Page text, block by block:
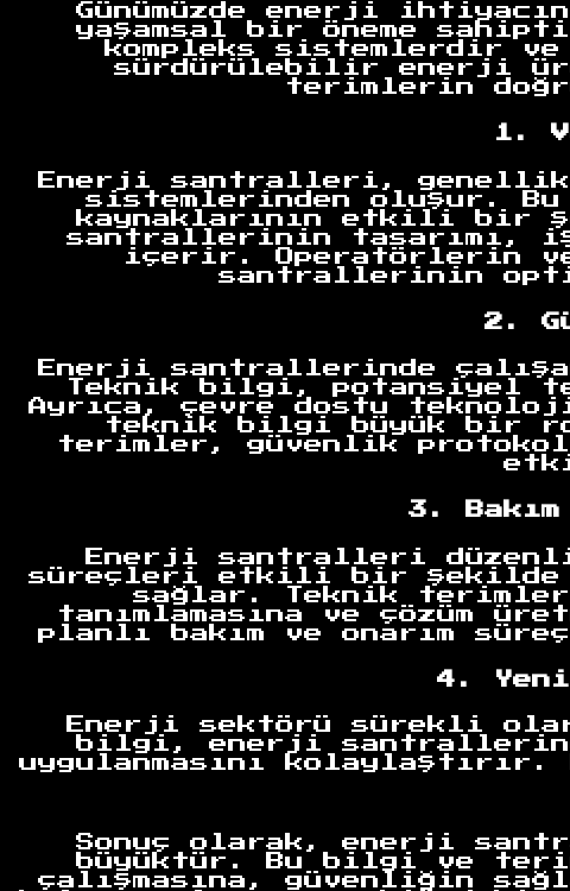
Günümüzde enerji
yaşamsal bir öneme
kompleks sistemlerdir
sürdürülebilir enerji
terimlerin
1.
Enerji santralleri,
sistemlerinden oluşur.
kaynaklarının etkili bir
santrallerinin tasarımı,
içerir. Operatörlerin
santrallerinin
2.
Enerji santrallerinde
Teknik bilgi, potansiyel
Ayrıca, çevre dostu
teknik bilgi büyük bir
terimler, güvenlik
3.
Enerji santralleri düzenli
süreçleri etkili bir şekilde
sağlar. Teknik
tanımlamasına ve çözüm
planlı bakım ve onarım
4.
Enerji sektörü sürekli
bilgi, enerji
uygulanmasını
Sonuç olarak, enerji
büyüktür. Bu bilgi ve
çalışmasına, güvenliğin